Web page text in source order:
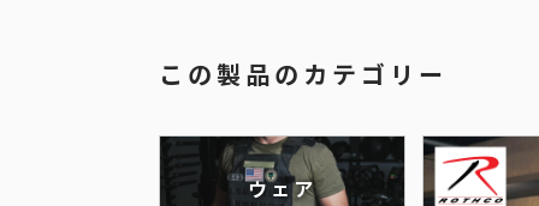
この製品のカテゴリー
ウェア